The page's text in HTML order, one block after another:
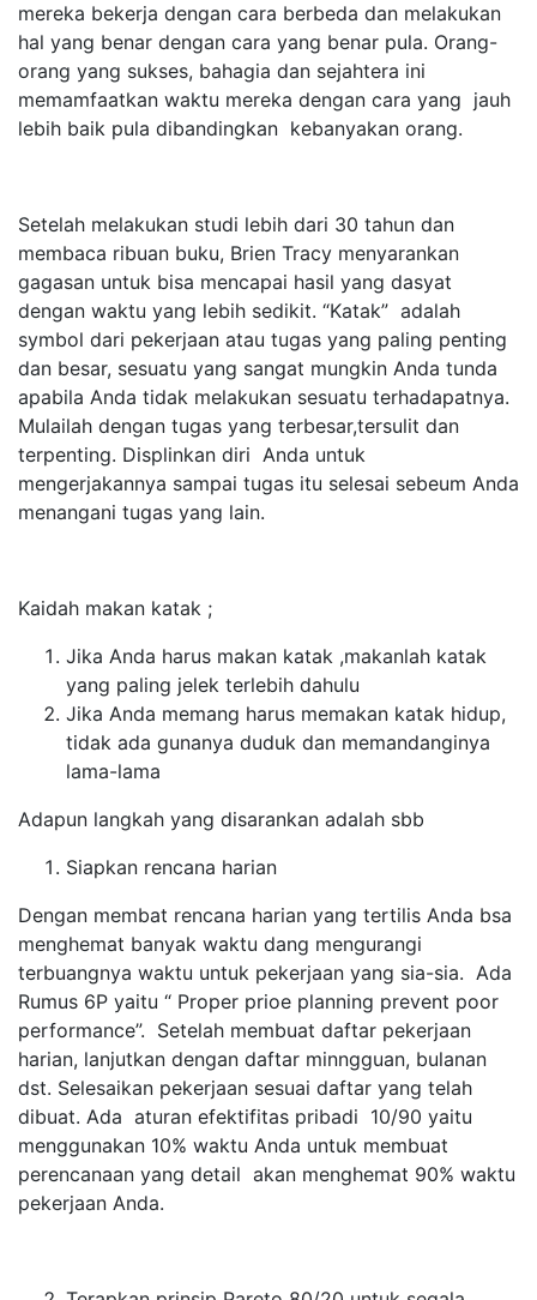
mereka bekerja dengan cara berbeda dan melakukan
hal yang benar dengan cara yang benar pula. Orang-
orang yang sukses, bahagia dan sejahtera ini
memamfaatkan waktu mereka dengan cara yang jauh
lebih baik pula dibandingkan kebanyakan orang.
Setelah melakukan studi lebih dari 30 tahun dan
membaca ribuan buku, Brien Tracy menyarankan
gagasan untuk bisa mencapai hasil yang dasyat
dengan waktu yang lebih sedikit. “Katak” adalah
symbol dari pekerjaan atau tugas yang paling penting
dan besar, sesuatu yang sangat mungkin Anda tunda
apabila Anda tidak melakukan sesuatu terhadapatnya.
Mulailah dengan tugas yang terbesar,tersulit dan
terpenting. Displinkan diri Anda untuk
mengerjakannya sampai tugas itu selesai sebeum Anda
menangani tugas yang lain.
Kaidah makan katak ;
Jika Anda harus makan katak ,makanlah katak
yang paling jelek terlebih dahulu
Jika Anda memang harus memakan katak hidup,
tidak ada gunanya duduk dan memandanginya
lama-lama
Adapun langkah yang disarankan adalah sbb
Siapkan rencana harian
Dengan membat rencana harian yang tertilis Anda bsa
menghemat banyak waktu dang mengurangi
terbuangnya waktu untuk pekerjaan yang sia-sia. Ada
Rumus 6P yaitu “ Proper prioe planning prevent poor
performance”. Setelah membuat daftar pekerjaan
harian, lanjutkan dengan daftar minngguan, bulanan
dst. Selesaikan pekerjaan sesuai daftar yang telah
dibuat. Ada aturan efektifitas pribadi 10/90 yaitu
menggunakan 10% waktu Anda untuk membuat
perencanaan yang detail akan menghemat 90% waktu
pekerjaan Anda.